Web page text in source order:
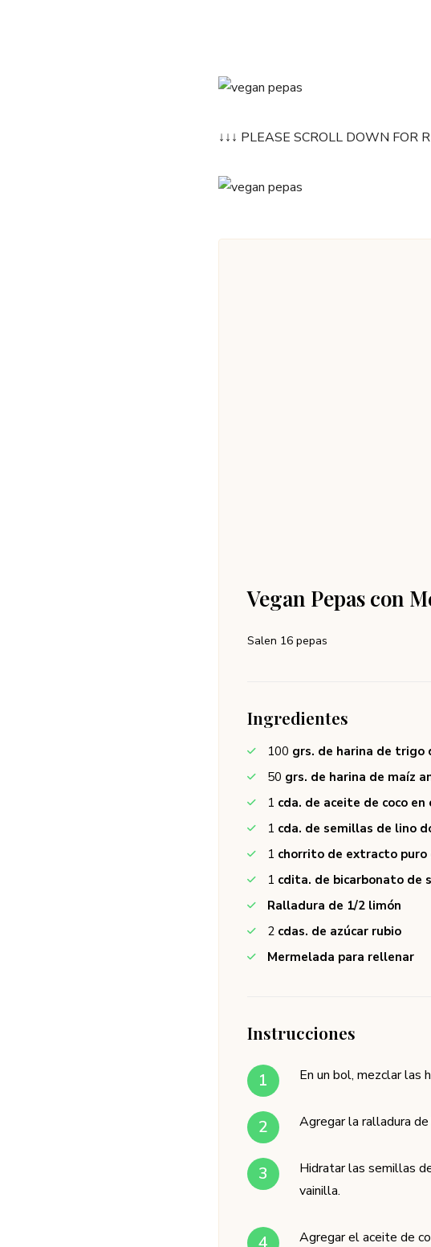
↓↓↓ PLEASE SCROLL DOWN FOR
Vegan Pepas con
Salen 16 pepas
Ingredientes
100 grs. de harina de trigo
50 grs. de harina de maíz
1 cda. de aceite de coco
1 cda. de semillas de lino
1 chorrito de extracto puro
1 cdita. de bicarbonato de
Ralladura de 1/2 limón
2 cdas. de azúcar rubio
Mermelada para rellenar
Instrucciones
En un bol, mezclar las
Agregar la ralladura de
Hidratar las semillas
vainilla.
Agregar el aceite de